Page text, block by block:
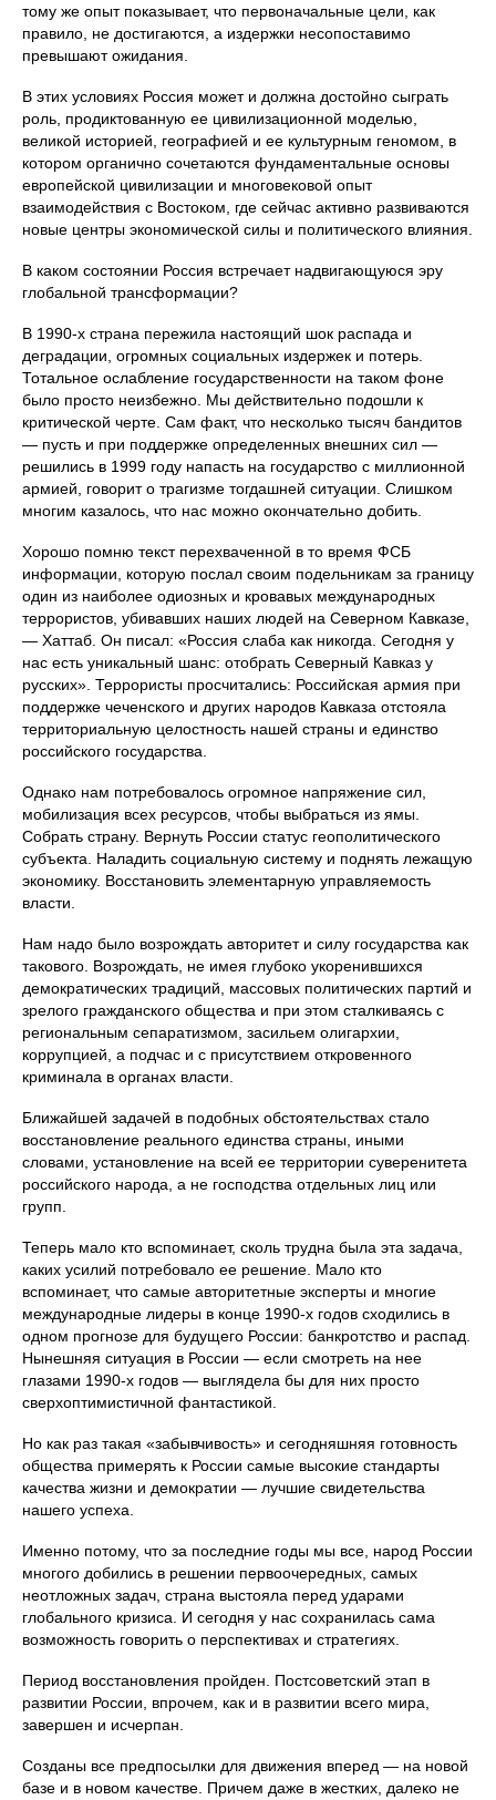
тому же опыт показывает, что первоначальные цели, как
правило, не достигаются, а издержки несопоставимо
превышают ожидания.
В этих условиях Россия может и должна достойно сыграть
роль, продиктованную ее цивилизационной моделью,
великой историей, географией и ее культурным геномом, в
котором органично сочетаются фундаментальные основы
европейской цивилизации и многовековой опыт
взаимодействия с Востоком, где сейчас активно развиваются
новые центры экономической силы и политического влияния.
В каком состоянии Россия встречает надвигающуюся эру
глобальной трансформации?
В 1990-х страна пережила настоящий шок распада и
деградации, огромных социальных издержек и потерь.
Тотальное ослабление государственности на таком фоне
было просто неизбежно. Мы действительно подошли к
критической черте. Сам факт, что несколько тысяч бандитов
— пусть и при поддержке определенных внешних сил —
решились в 1999 году напасть на государство с миллионной
армией, говорит о трагизме тогдашней ситуации. Слишком
многим казалось, что нас можно окончательно добить.
Хорошо помню текст перехваченной в то время ФСБ
информации, которую послал своим подельникам за границу
один из наиболее одиозных и кровавых международных
террористов, убивавших наших людей на Северном Кавказе,
— Хаттаб. Он писал: «Россия слаба как никогда. Сегодня у
нас есть уникальный шанс: отобрать Северный Кавказ у
русских». Террористы просчитались: Российская армия при
поддержке чеченского и других народов Кавказа отстояла
территориальную целостность нашей страны и единство
российского государства.
Однако нам потребовалось огромное напряжение сил,
мобилизация всех ресурсов, чтобы выбраться из ямы.
Собрать страну. Вернуть России статус геополитического
субъекта. Наладить социальную систему и поднять лежащую
экономику. Восстановить элементарную управляемость
власти.
Нам надо было возрождать авторитет и силу государства как
такового. Возрождать, не имея глубоко укоренившихся
демократических традиций, массовых политических партий и
зрелого гражданского общества и при этом сталкиваясь с
региональным сепаратизмом, засильем олигархии,
коррупцией, а подчас и с присутствием откровенного
криминала в органах власти.
Ближайшей задачей в подобных обстоятельствах стало
восстановление реального единства страны, иными
словами, установление на всей ее территории суверенитета
российского народа, а не господства отдельных лиц или
групп.
Теперь мало кто вспоминает, сколь трудна была эта задача,
каких усилий потребовало ее решение. Мало кто
вспоминает, что самые авторитетные эксперты и многие
международные лидеры в конце 1990-х годов сходились в
одном прогнозе для будущего России: банкротство и распад.
Нынешняя ситуация в России — если смотреть на нее
глазами 1990-х годов — выглядела бы для них просто
сверхоптимистичной фантастикой.
Но как раз такая «забывчивость» и сегодняшняя готовность
общества примерять к России самые высокие стандарты
качества жизни и демократии — лучшие свидетельства
нашего успеха.
Именно потому, что за последние годы мы все, народ России
многого добились в решении первоочередных, самых
неотложных задач, страна выстояла перед ударами
глобального кризиса. И сегодня у нас сохранилась сама
возможность говорить о перспективах и стратегиях.
Период восстановления пройден. Постсоветский этап в
развитии России, впрочем, как и в развитии всего мира,
завершен и исчерпан.
Созданы все предпосылки для движения вперед — на новой
базе и в новом качестве. Причем даже в жестких, далеко не